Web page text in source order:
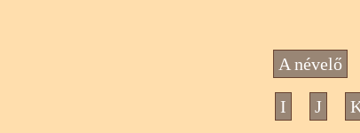
A névelő
I J